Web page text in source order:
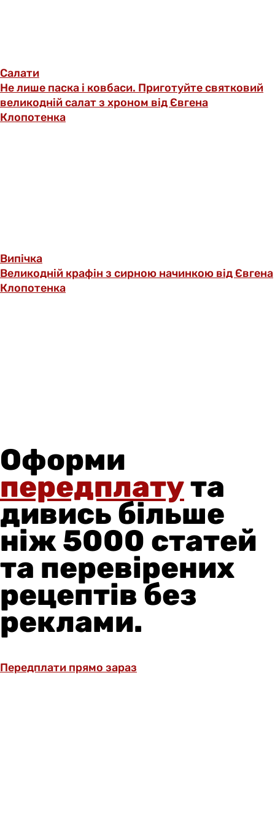
Салати
Не лише паска і ковбаси. Приготуйте святковий
великодній салат з хроном від Євгена
Клопотенка
Випічка
Великодній крафін з сирною начинкою від Євгена
Клопотенка
Оформи
передплатута
дивись більше
ніж 5000 статей
та перевірених
рецептів без
реклами.
Передплати прямо зараз